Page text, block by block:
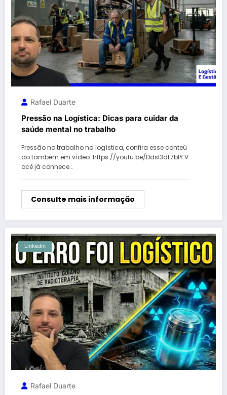
Rafael Duarte
Pressão na Logística: Dicas para cuidar da
saúde mental no trabalho
Pressão no trabalho na logística, confira esse conteú
do também em vídeo: https://youtu.be/DdsI3dL7blY V
ocê já conhece…
Consulte mais informação
Linkedin
Rafael Duarte